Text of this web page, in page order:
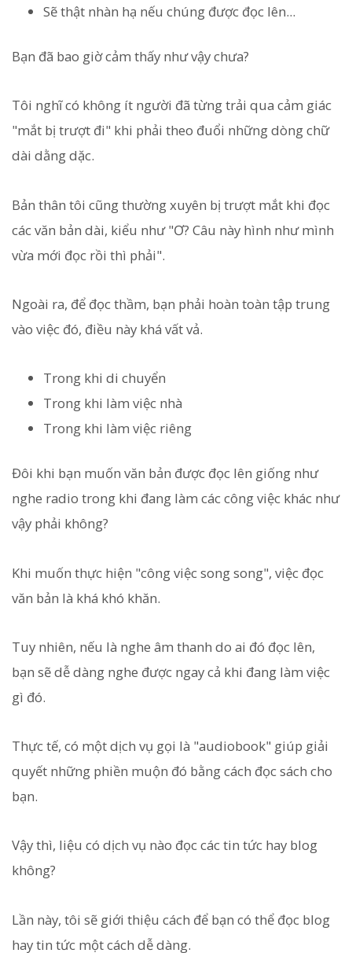
Sẽ thật nhàn hạ nếu chúng được đọc lên...
Bạn đã bao giờ cảm thấy như vậy chưa?
Tôi nghĩ có không ít người đã từng trải qua cảm giác
"mắt bị trượt đi" khi phải theo đuổi những dòng chữ
dài dằng dặc.
Bản thân tôi cũng thường xuyên bị trượt mắt khi đọc
các văn bản dài, kiểu như "Ơ? Câu này hình như mình
vừa mới đọc rồi thì phải".
Ngoài ra, để đọc thầm, bạn phải hoàn toàn tập trung
vào việc đó, điều này khá vất vả.
Trong khi di chuyển
Trong khi làm việc nhà
Trong khi làm việc riêng
Đôi khi bạn muốn văn bản được đọc lên giống như
nghe radio trong khi đang làm các công việc khác như
vậy phải không?
Khi muốn thực hiện "công việc song song", việc đọc
văn bản là khá khó khăn.
Tuy nhiên, nếu là nghe âm thanh do ai đó đọc lên,
bạn sẽ dễ dàng nghe được ngay cả khi đang làm việc
gì đó.
Thực tế, có một dịch vụ gọi là "audiobook" giúp giải
quyết những phiền muộn đó bằng cách đọc sách cho
bạn.
Vậy thì, liệu có dịch vụ nào đọc các tin tức hay blog
không?
Lần này, tôi sẽ giới thiệu cách để bạn có thể đọc blog
hay tin tức một cách dễ dàng.